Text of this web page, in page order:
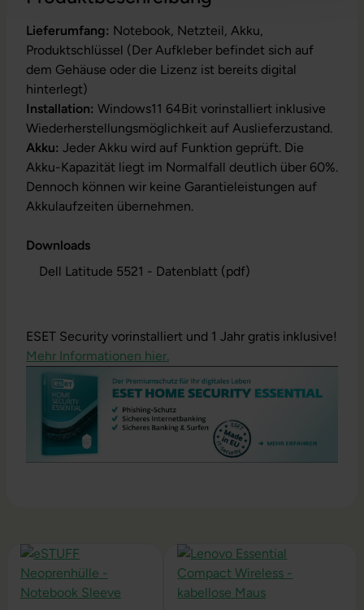
Lieferumfang: Notebook, Netzteil, Akku,
Produktschlüssel (Der Aufkleber befindet sich auf
dem Gehäuse oder die Lizenz ist bereits digital
hinterlegt)
Installation: Windows11 64Bit vorinstalliert inklusive
Wiederherstellungsmöglichkeit auf Auslieferzustand.
Akku: Jeder Akku wird auf Funktion geprüft. Die
Akku-Kapazität liegt im Normalfall deutlich über 60%.
Dennoch können wir keine Garantieleistungen auf
Akkulaufzeiten übernehmen.
Downloads
Dell Latitude 5521 - Datenblatt (pdf)
ESET Security vorinstalliert und 1 Jahr gratis inklusive!
Mehr Informationen hier.
Produktgalerie überspringen